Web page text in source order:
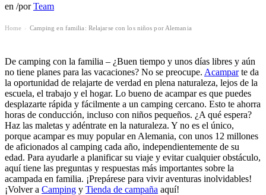
en /porTeam
Home Camping en familia: Relajarse con los niños por Alemania
De camping con la familia – ¿Buen tiempo y unos días libres y aún
no tiene planes para las vacaciones? No se preocupe. Acamparte da
la oportunidad de relajarte de verdad en plena naturaleza, lejos de la
escuela, el trabajo y el hogar. Lo bueno de acampar es que puedes
desplazarte rápida y fácilmente a un camping cercano. Esto te ahorra
horas de conducción, incluso con niños pequeños. ¿A qué espera?
Haz las maletas y adéntrate en la naturaleza. Y no es el único,
porque acampar es muy popular en Alemania, con unos 12 millones
de aficionados al camping cada año, independientemente de su
edad. Para ayudarle a planificar su viaje y evitar cualquier obstáculo,
aquí tiene las preguntas y respuestas más importantes sobre la
acampada en familia. ¡Prepárese para vivir aventuras inolvidables!
¡Volver a Camping y Tienda de campaña aquí!